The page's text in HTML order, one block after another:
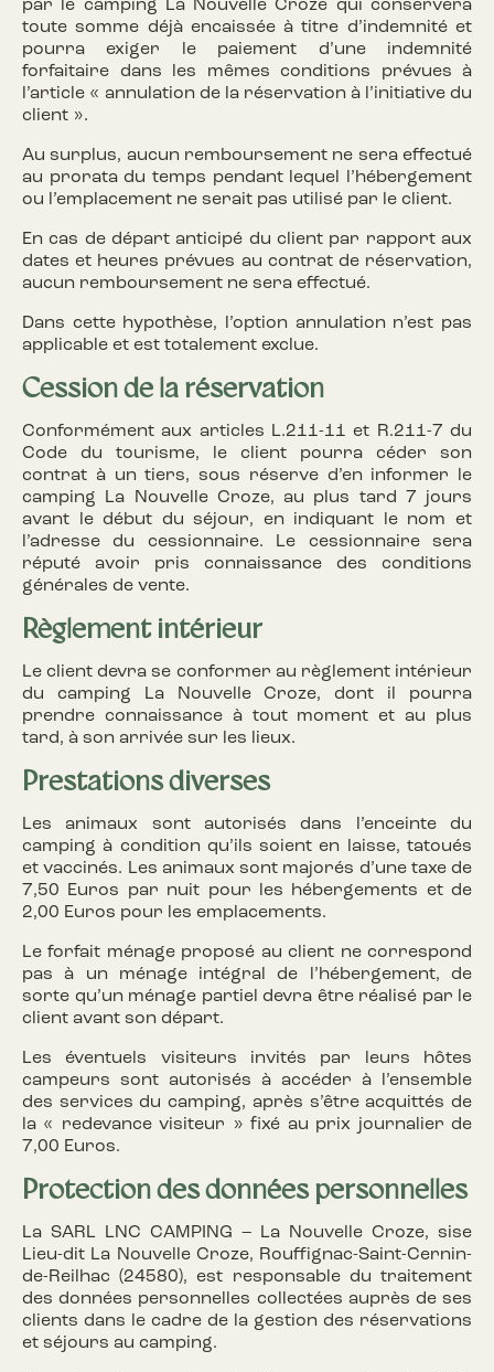
par le camping La Nouvelle Croze qui conservera
toute somme déjà encaissée à titre d’indemnité et
pourra exiger le paiement d’une indemnité
forfaitaire dans les mêmes conditions prévues à
l’article « annulation de la réservation à l’initiative du
client ».
Au surplus, aucun remboursement ne sera effectué
au prorata du temps pendant lequel l’hébergement
ou l’emplacement ne serait pas utilisé par le client.
En cas de départ anticipé du client par rapport aux
dates et heures prévues au contrat de réservation,
aucun remboursement ne sera effectué.
Dans cette hypothèse, l’option annulation n’est pas
applicable et est totalement exclue.
Cession de la réservation
Conformément aux articles L.211-11 et R.211-7 du
Code du tourisme, le client pourra céder son
contrat à un tiers, sous réserve d’en informer le
camping La Nouvelle Croze, au plus tard 7 jours
avant le début du séjour, en indiquant le nom et
l’adresse du cessionnaire. Le cessionnaire sera
réputé avoir pris connaissance des conditions
générales de vente.
Règlement intérieur
Le client devra se conformer au règlement intérieur
du camping La Nouvelle Croze, dont il pourra
prendre connaissance à tout moment et au plus
tard, à son arrivée sur les lieux.
Prestations diverses
Les animaux sont autorisés dans l’enceinte du
camping à condition qu’ils soient en laisse, tatoués
et vaccinés. Les animaux sont majorés d’une taxe de
7,50 Euros par nuit pour les hébergements et de
2,00 Euros pour les emplacements.
Le forfait ménage proposé au client ne correspond
pas à un ménage intégral de l’hébergement, de
sorte qu’un ménage partiel devra être réalisé par le
client avant son départ.
Les éventuels visiteurs invités par leurs hôtes
campeurs sont autorisés à accéder à l’ensemble
des services du camping, après s’être acquittés de
la « redevance visiteur » fixé au prix journalier de
7,00 Euros.
Protection des données personnelles
La SARL LNC CAMPING – La Nouvelle Croze, sise
Lieu-dit La Nouvelle Croze, Rouffignac-Saint-Cernin-
de-Reilhac (24580), est responsable du traitement
des données personnelles collectées auprès de ses
clients dans le cadre de la gestion des réservations
et séjours au camping.